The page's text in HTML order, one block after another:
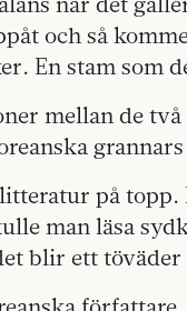
och så
En stam som
mellan de
på
man läsa
blir ett